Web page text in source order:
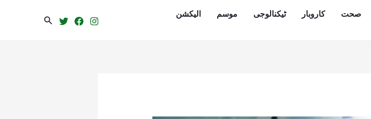
صحت کاروبار ٹیکنالوجی موسم
الیکشن
Search